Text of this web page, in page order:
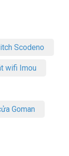
Scodeno
wifi Imou
Goman